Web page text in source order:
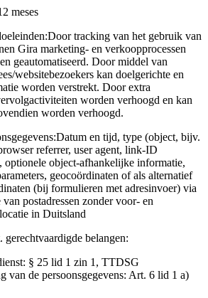
meses
Door tracking van het gebruik van
Gira marketing- en verkoopprocessen
geautomatiseerd. Door middel van
websitebezoekers kan doelgerichte en
worden verstrekt. Door extra
worden verhoogd en kan
worden verhoogd.
Datum en tijd, type (object, bijv.
referrer, user agent, link-ID
optionele object-afhankelijke informatie,
geocoördinaten of als alternatief
(bij formulieren met adresinvoer) via
postadressen zonder voor- en
in Duitsland
gerechtvaardigde belangen:
§ 25 lid 1 zin 1, TTDSG
van de persoonsgegevens: Art. 6 lid 1 a)